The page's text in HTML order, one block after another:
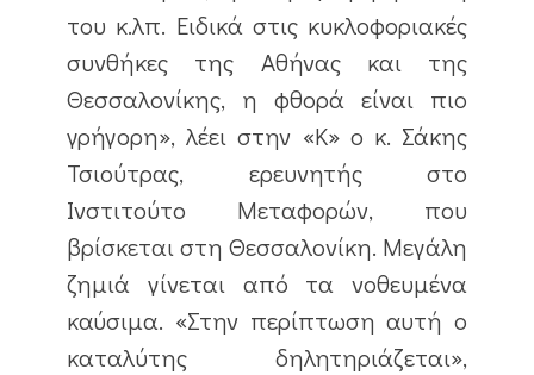
του κ.λπ. Ειδικά στις κυκλοφοριακές
συνθήκες της Αθήνας και της
Θεσσαλονίκης, η φθορά είναι πιο
γρήγορη», λέει στην «Κ» ο κ. Σάκης
Τσιούτρας, ερευνητής στο
Ινστιτούτο Μεταφορών, που
βρίσκεται στη Θεσσαλονίκη. Μεγάλη
ζημιά γίνεται από τα νοθευμένα
καύσιμα. «Στην περίπτωση αυτή ο
καταλύτης δηλητηριάζεται»,